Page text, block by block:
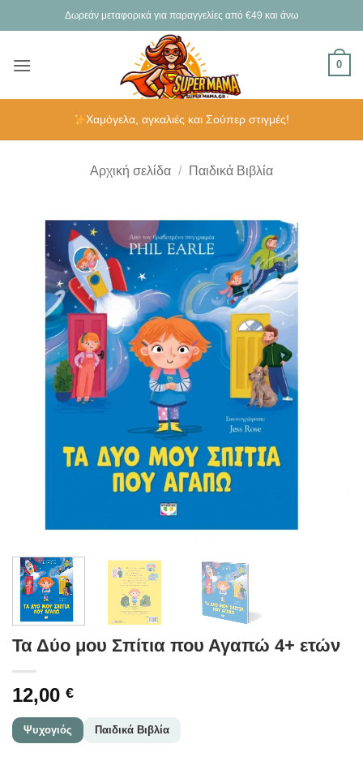
στο
Δωρεάν μεταφορικά για παραγγελίες από €49 και άνω
0
Χαμόγελα, αγκαλιές και Σούπερ στιγμές!
Αρχική σελίδα / Παιδικά Βιβλία
Τα Δύο μου Σπίτια που Αγαπώ 4+ ετών
12,00 €
Ψυχογιός Παιδικά Βιβλία